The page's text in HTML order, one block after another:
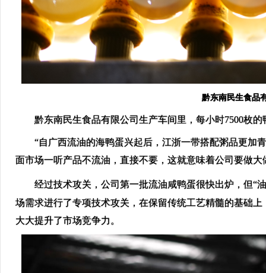
黔东南民生食品
黔东南民生食品有限公司生产车间里，每小时7500枚的
“自广西流油的海鸭蛋兴起后，江浙一带搭配粥品更加青
面市场一听产品不流油，直接不要，这就意味着公司要做
经过技术攻关，公司第一批流油咸鸭蛋很快出炉，但“
场需求进行了专项技术攻关，在保留传统工艺精髓的基础
大大提升了市场竞争力。